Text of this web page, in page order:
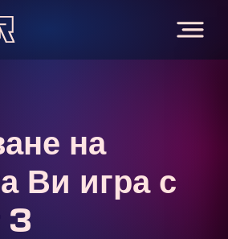
на
Ви игра с
3